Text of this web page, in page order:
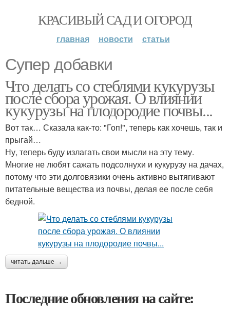
КРАСИВЫЙ САД И ОГОРОД
главная новости статьи
Супер добавки
Что делать со стеблями кукурузы
после сбора урожая. О влиянии
кукурузы на плодородие почвы...
Вот так… Сказала как-то: "Гоп!", теперь как хочешь, так и
прыгай…
Ну, теперь буду излагать свои мысли на эту тему.
Многие не любят сажать подсолнухи и кукурузу на дачах,
потому что эти долговязики очень активно вытягивают
питательные вещества из почвы, делая ее после себя
бедной.
читать дальше →
Последние обновления на сайте: